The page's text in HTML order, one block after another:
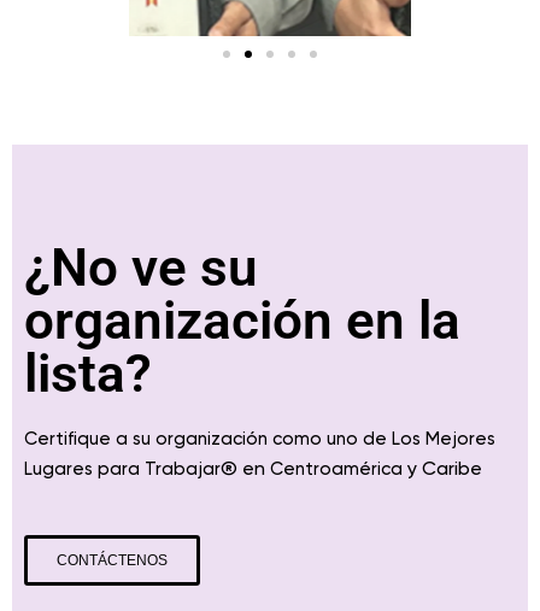
¿No ve su
organización en la
lista?
Certifique a su organización como uno de Los Mejores
Lugares para Trabajar® en Centroamérica y Caribe
CONTÁCTENOS